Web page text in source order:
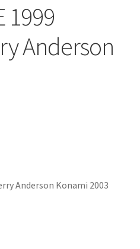
1999
Anderson
Anderson Konami 2003